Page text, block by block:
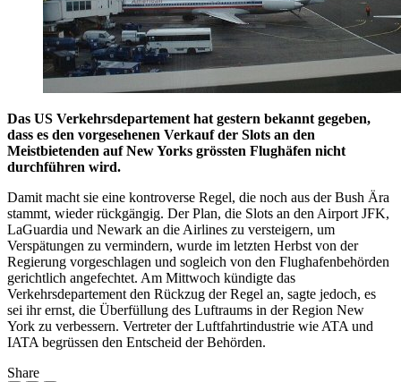
Das US Verkehrsdepartement hat gestern bekannt gegeben,
dass es den vorgesehenen Verkauf der Slots an den
Meistbietenden auf New Yorks grössten Flughäfen nicht
durchführen wird.
Damit macht sie eine kontroverse Regel, die noch aus der Bush Ära
stammt, wieder rückgängig. Der Plan, die Slots an den Airport JFK,
LaGuardia und Newark an die Airlines zu versteigern, um
Verspätungen zu vermindern, wurde im letzten Herbst von der
Regierung vorgeschlagen und sogleich von den Flughafenbehörden
gerichtlich angefechtet. Am Mittwoch kündigte das
Verkehrsdepartement den Rückzug der Regel an, sagte jedoch, es
sei ihr ernst, die Überfüllung des Luftraums in der Region New
York zu verbessern. Vertreter der Luftfahrtindustrie wie ATA und
IATA begrüssen den Entscheid der Behörden.
Share